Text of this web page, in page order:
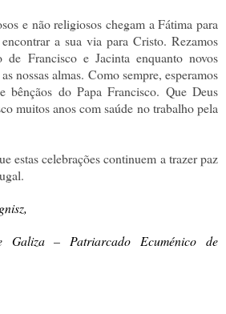
e não religiosos chegam a Fátima para
a sua via para Cristo. Rezamos
de Francisco e Jacinta enquanto novos
nossas almas. Como sempre, esperamos
bênçãos do Papa Francisco. Que Deus
muitos anos com saúde no trabalho pela
estas celebrações continuem a trazer paz
Galiza – Patriarcado Ecuménico de